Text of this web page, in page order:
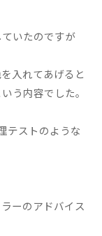
いたのですが
入れてあげると
う内容でした。
テストのような
ーのアドバイス